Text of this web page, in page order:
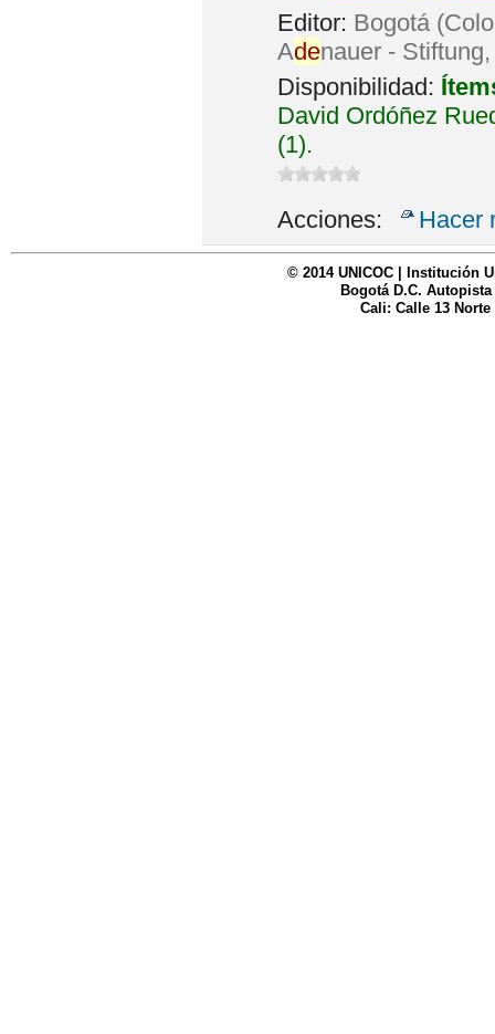
Editor: Bogotá
Adenauer -
Disponibilidad:
David Ordóñez
(1).
Acciones: Hacer
© 2014 UNICOC | Institución
Bogotá D.C. Autopista
Cali: Calle 13 Norte